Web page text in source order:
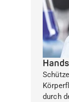
durch